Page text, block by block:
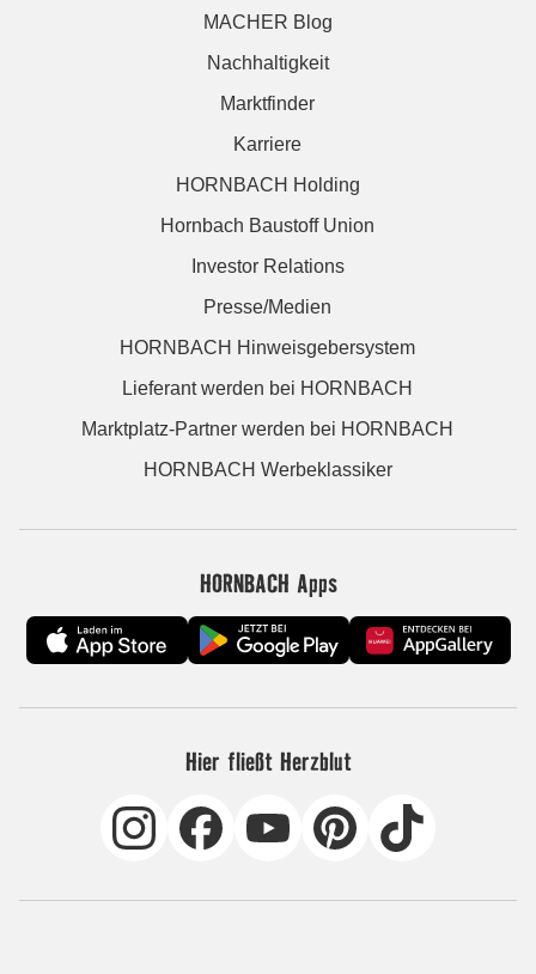
MACHER Blog
Nachhaltigkeit
Marktfinder
Karriere
HORNBACH Holding
Hornbach Baustoff Union
Investor Relations
Presse/Medien
HORNBACH Hinweisgebersystem
Lieferant werden bei HORNBACH
Marktplatz-Partner werden bei HORNBACH
HORNBACH Werbeklassiker
HORNBACH Apps
Hier fließt Herzblut